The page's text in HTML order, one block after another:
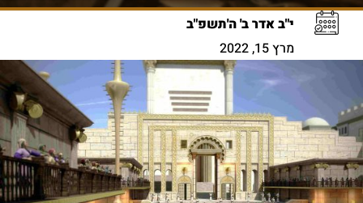
י"ב אדר ב' ה'תשפ"ב
מרץ 15, 2022